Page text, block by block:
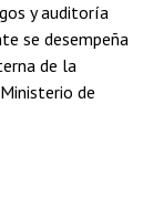
y auditoría
se desempeña
de la
de